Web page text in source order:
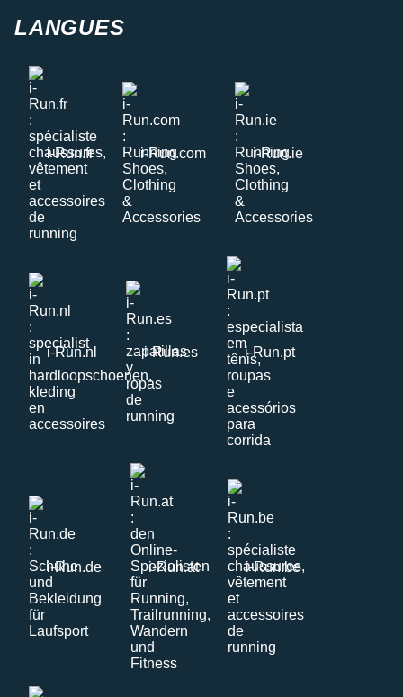
LANGUES
i-Run.fr i-Run.com i-Run.ie
i-Run.nl i-Run.es i-Run.pt
i-Run.de i-Run.at i-Run.be